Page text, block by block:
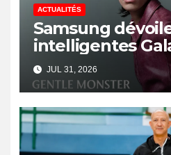
ACTUALITÉS
Samsung
intelligentes
Gemini
JUL 31, 2026